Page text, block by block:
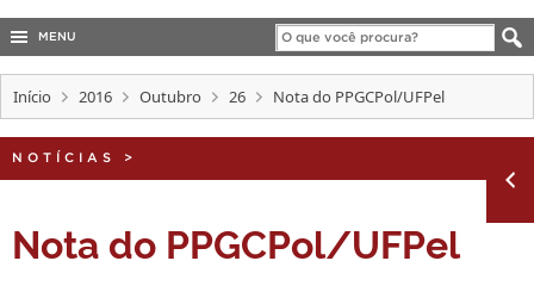
Legislação
Canais
COBALTO
CONCURSOS
EDITAIS
INTERNACIONAL
PORTARIAS
MENU
Início 2016 Outubro 26 Nota do PPGCPol/UFPel
NOTÍCIAS >
Nota do PPGCPol/UFPel